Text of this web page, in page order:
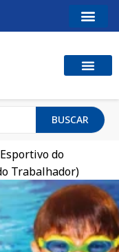
BUSCAR
do
Trabalhador)